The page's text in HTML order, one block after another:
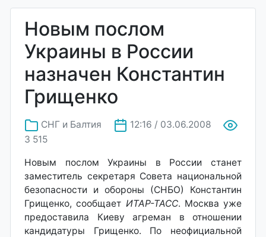
Новым послом
Украины в России
назначен Константин
Грищенко
СНГ и Балтия
12:16 / 03.06.2008
3 515
Новым послом Украины в России станет
заместитель секретаря Совета национальной
безопасности и обороны (СНБО) Константин
Грищенко, сообщает ИТАР-ТАСС. Москва уже
предоставила Киеву агреман в отношении
кандидатуры Грищенко. По неофициальной